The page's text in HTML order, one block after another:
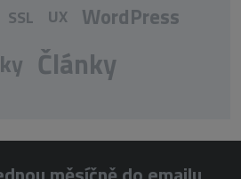
SSL UX WordPress
Články